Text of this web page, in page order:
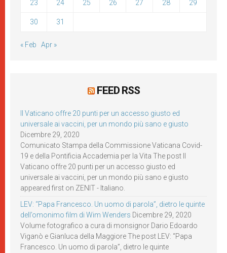
23 24 25 26 27 28 29
30 31
« Feb Apr »
FEED RSS
Il Vaticano offre 20 punti per un accesso giusto ed
universale ai vaccini, per un mondo più sano e giusto
Dicembre 29, 2020
Comunicato Stampa della Commissione Vaticana Covid-
19 e della Pontificia Accademia per la Vita The post Il
Vaticano offre 20 punti per un accesso giusto ed
universale ai vaccini, per un mondo più sano e giusto
appeared first on ZENIT - Italiano.
LEV: “Papa Francesco. Un uomo di parola”, dietro le quinte
dell’omonimo film di Wim Wenders Dicembre 29, 2020
Volume fotografico a cura di monsignor Dario Edoardo
Viganò e Gianluca della Maggiore The post LEV: “Papa
Francesco. Un uomo di parola”, dietro le quinte